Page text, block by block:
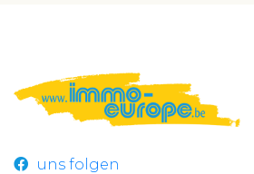
uns folgen